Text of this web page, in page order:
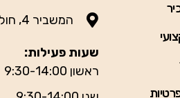
המשביר 4, חולון
שעות פעילות:
ראשון 9:30-14:00